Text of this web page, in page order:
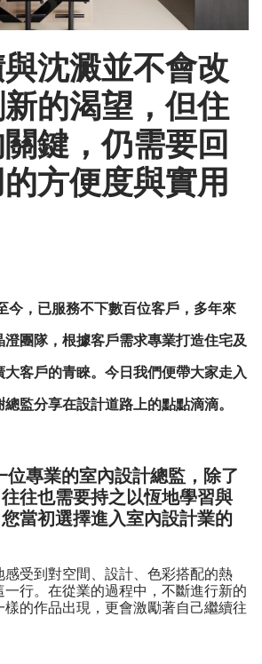
沈澱並不會改
的渴望，但住
鍵，仍需要回
方便度與實用
今，已服務不下數百位客戶，多年來
團隊，根據客戶需求專業打造住宅及
客戶的青睞。今日我們便帶大家走入
監分享在設計道路上的點點滴滴。
專業的室內設計總監，除了
往也需要持之以恆地學習與
當初選擇進入室內設計業的
感受到對空間、設計、色彩搭配的熱
行。在從業的過程中，不斷進行新的
的作品出現，更會激勵著自己繼續往